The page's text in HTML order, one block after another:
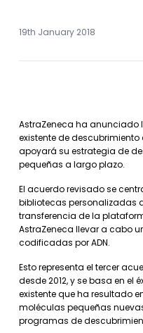
19th January 2018
AstraZeneca ha anunciado
existente de
apoyará su estrategia de
pequeñas a largo plazo.
El acuerdo revisado se
bibliotecas personalizadas
transferencia de la
AstraZeneca llevar a cabo
codificadas por ADN.
Esto representa el tercer
desde 2012, y se basa en el
existente que ha resultado
moléculas pequeñas
programas de